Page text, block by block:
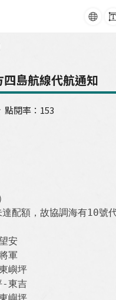
語系 字
島航線代航通知
點閱率：153
配額，故協調海有10號
安
軍
嶼坪
-東吉
嶼坪